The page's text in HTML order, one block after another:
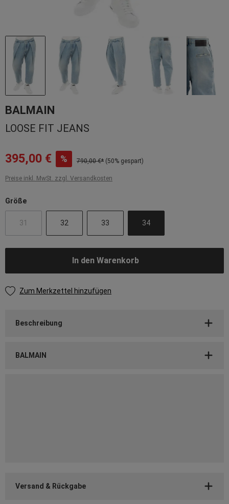
BALMAIN
LOOSE FIT JEANS
395,00 € % 790,00 €* (50% gespart)
Preise inkl. MwSt. zzgl. Versandkosten
Größe
31 32 33 34
In den Warenkorb
Zum Merkzettel hinzufügen
Beschreibung
BALMAIN
Versand & Rückgabe